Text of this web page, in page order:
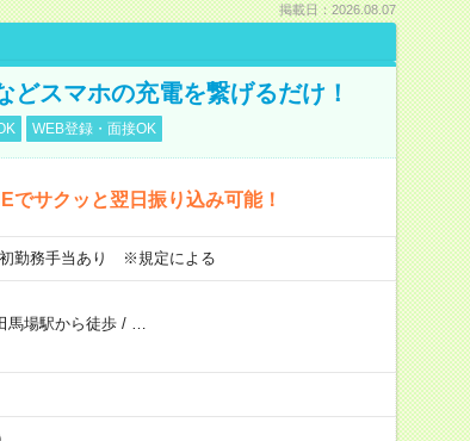
掲載日：2026.08.07
どスマホの充電を繋げるだけ！
WEB登録・面接OK
サクッと翌日振り込み可能！
勤務手当あり ※規定による
馬場駅から徒歩/